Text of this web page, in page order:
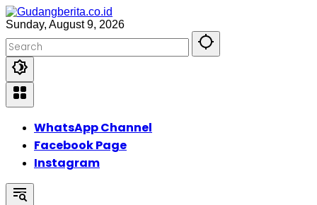
Skip
to
content
Sunday, August 9, 2026
WhatsApp Channel
Facebook Page
Instagram